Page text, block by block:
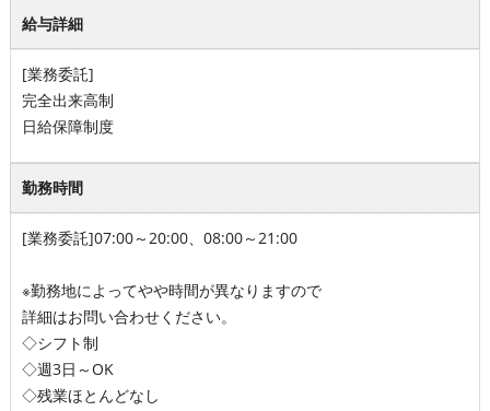
給与詳細
[業務委託]
完全出来高制
日給保障制度
勤務時間
[業務委託]07:00～20:00、08:00～21:00
※勤務地によってやや時間が異なりますので
詳細はお問い合わせください。
◇シフト制
◇週3日～OK
◇残業ほとんどなし